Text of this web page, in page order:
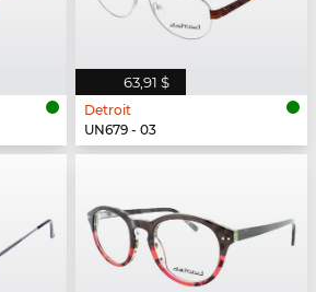
63,91 $
Detroit
UN679 - 03